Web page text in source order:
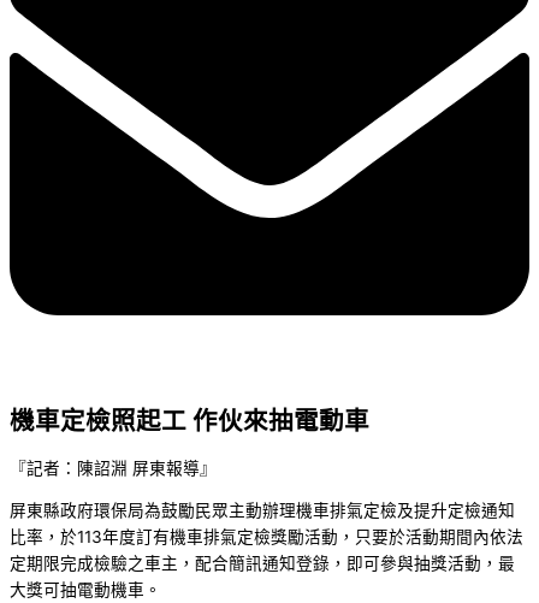
機車定檢照起工 作伙來抽電動車
『記者：陳詔淵 屏東報導』
屏東縣政府環保局為鼓勵民眾主動辦理機車排氣定檢及提升定檢通知
比率，於113年度訂有機車排氣定檢獎勵活動，只要於活動期間內依法
定期限完成檢驗之車主，配合簡訊通知登錄，即可參與抽獎活動，最
大獎可抽電動機車。